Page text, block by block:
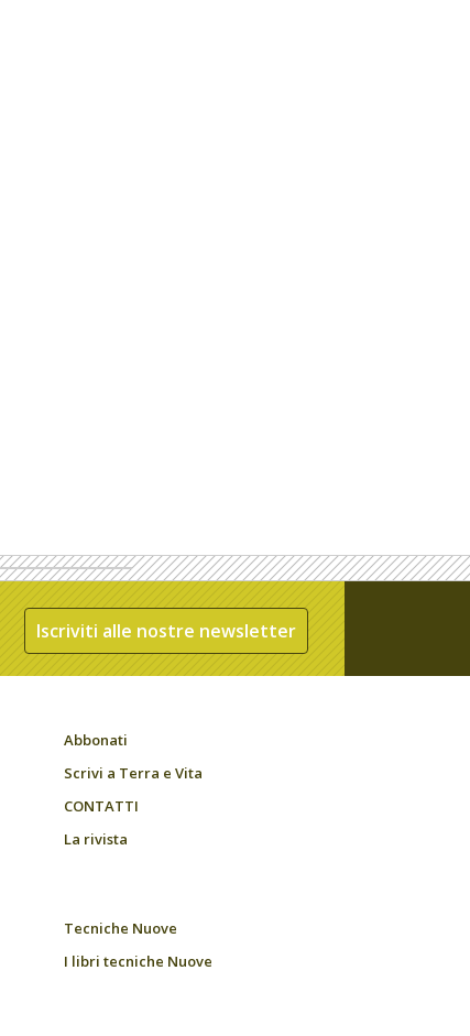
Iscriviti alle nostre newsletter
Abbonati
Scrivi a Terra e Vita
CONTATTI
La rivista
Tecniche Nuove
I libri tecniche Nuove